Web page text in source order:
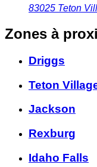
83025 Teton
Zones à
Driggs
Teton
Jackson
Rexburg
Idaho Falls